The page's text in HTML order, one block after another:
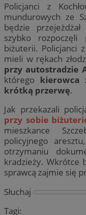
Policjanci z
mundurowych ze
będzie
szybko rozpoczęli
biżuterii. Policjanci
mieli w rękach
przy autostradzie
którego kierowca
krótką przerwę.
Jak przekazali
przy sobie
mieszkance
policyjnego
otrzymaniu
kradzieży. Wkrótce
sprawcą zajmie się
Słuchaj
Tagi: